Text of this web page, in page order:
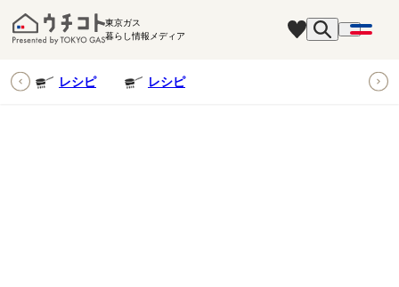
東京ガス
暮らし情報メディア
レシピ レシピ